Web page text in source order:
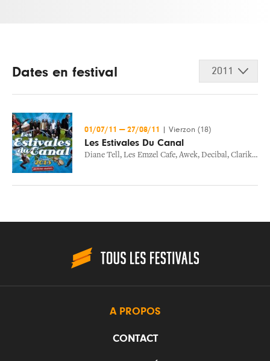
Dates en festival 2011
01/07/11 — 27/08/11 Vierzon (18)
Les Estivales Du Canal
Diane Tell, Les Emzel Cafe, Awek, Decibal, Clarika ,
A PROPOS
CONTACT